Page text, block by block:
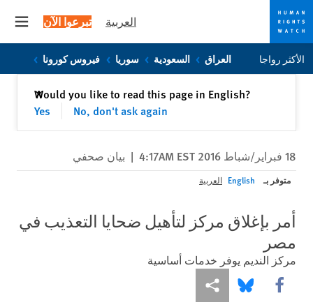
Skip
to
Skip
to
العربية تبرعوا الآن
الأكثر رواجا العراق السعودية سوريا فيروس كورونا
Would you like to read this page in English?
Yes
No, don't ask again
✕إغلاق
18 فبراير/شباط 2016 4:17AM EST | بيان صحفي
متوفر بـ English العربية
أمر بإغلاق مركز لتأهيل ضحايا التعذيب في
مصر
مركز النديم يوفر خدمات أساسية
Share this via Facebook
Share this via Bluesky
Share this via مشاركة